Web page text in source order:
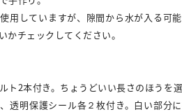
用していますが、隙間から水が入る可
かチェックしてください。
ト2本付き。ちょうどいい長さのほうを
透明保護シール各２枚付き。白い部分